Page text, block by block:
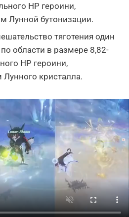
HP героини,
Лунной бутонизации.
тяготения один
области в размере 8,82-
HP героини,
кристалла.